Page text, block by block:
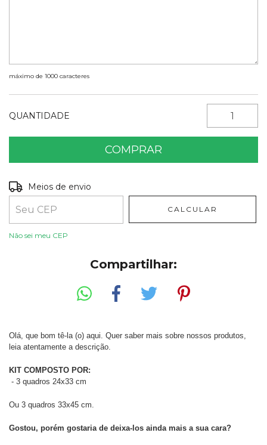
máximo de 1000 caracteres
QUANTIDADE
Entregas para o CEP:
Meios de envio
CALCULAR
Não sei meu CEP
Compartilhar:
Olá, que bom tê-la (o) aqui. Quer saber mais sobre nossos produtos,
leia atentamente a descrição.
KIT COMPOSTO POR:
- 3 quadros 24x33 cm
Ou 3 quadros 33x45 cm.
Gostou, porém gostaria de deixa-los ainda mais a sua cara?